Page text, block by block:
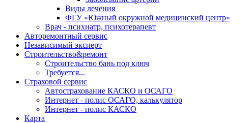
Виды лечения
ФГУ «Южный окружной медицинский центр»
Врач - психиатр, психотерапевт
Авторемонтный сервис
Независимый эксперт
Строительство&ремонт
Строительство бань под ключ
Требуется...
Страховой сервис
Автострахование КАСКО и ОСАГО
Интернет - полис ОСАГО, калькулятор
Интернет - полис КАСКО
Карта